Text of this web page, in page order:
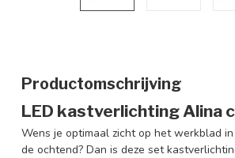
Productomschrijving
LED kastverlichting Alina
Wens je optimaal zicht op het werkblad
de ochtend? Dan is deze set